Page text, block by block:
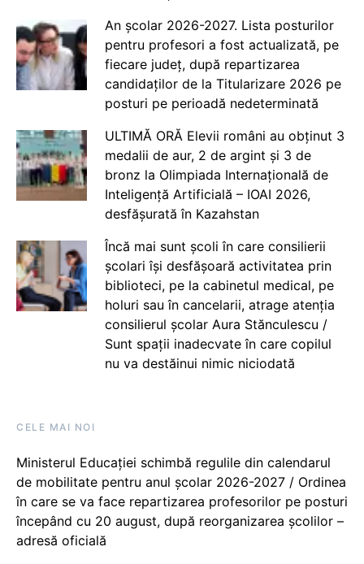
An școlar 2026-2027. Lista posturilor
pentru profesori a fost actualizată, pe
fiecare județ, după repartizarea
candidaților de la Titularizare 2026 pe
posturi pe perioadă nedeterminată
ULTIMĂ ORĂ Elevii români au obținut 3
medalii de aur, 2 de argint și 3 de
bronz la Olimpiada Internațională de
Inteligență Artificială – IOAI 2026,
desfășurată în Kazahstan
Încă mai sunt școli în care consilierii
școlari își desfășoară activitatea prin
biblioteci, pe la cabinetul medical, pe
holuri sau în cancelarii, atrage atenția
consilierul școlar Aura Stănculescu /
Sunt spații inadecvate în care copilul
nu va destăinui nimic niciodată
CELE MAI NOI
Ministerul Educației schimbă regulile din calendarul
de mobilitate pentru anul școlar 2026-2027 / Ordinea
în care se va face repartizarea profesorilor pe posturi
începând cu 20 august, după reorganizarea școlilor –
adresă oficială